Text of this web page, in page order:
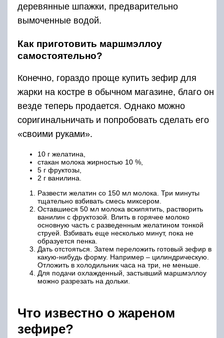
деревянные шпажки, предварительно
вымоченные водой.
Как приготовить маршмэллоу
самостоятельно?
Конечно, гораздо проще купить зефир для
жарки на костре в обычном магазине, благо он
везде теперь продается. Однако можно
соригинальничать и попробовать сделать его
«своими руками».
10 г желатина,
стакан молока жирностью 10 %,
5 г фруктозы,
2 г ванилина.
Развести желатин со 150 мл молока. Три минуты
тщательно взбивать смесь миксером.
Оставшиеся 50 мл молока вскипятить, растворить
ванилин с фруктозой. Влить в горячее молоко
основную часть с разведенным желатином тонкой
струей. Взбивать еще несколько минут, пока не
образуется пенка.
Дать отстояться. Затем переложить готовый зефир в
какую-нибудь форму. Например – цилиндрическую.
Отложить в холодильник часа на три, не меньше.
Для подачи охлажденный, застывший маршмэллоу
можно разрезать на дольки.
Что известно о жареном
зефире?